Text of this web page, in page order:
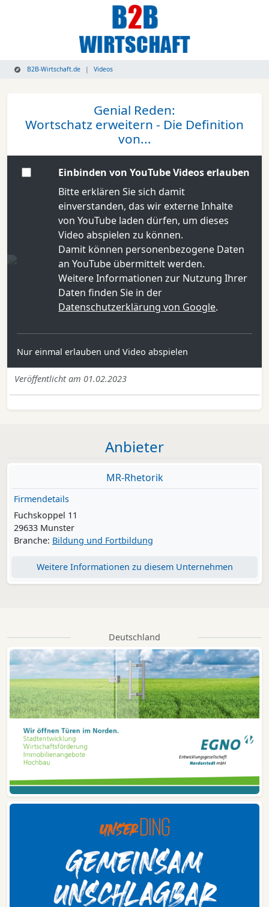
B2B-Wirtschaft.de Videos
Genial Reden:
Wortschatz erweitern - Die Definition
von...
Einbinden von YouTube Videos erlauben
Bitte erklären Sie sich damit
einverstanden, das wir externe Inhalte
von YouTube laden dürfen, um dieses
Video abspielen zu können.
Damit können personenbezogene Daten
an YouTube übermittelt werden.
Weitere Informationen zur Nutzung Ihrer
Daten finden Sie in der
Datenschutzerklärung von Google.
Nur einmal erlauben und Video abspielen
Veröffentlicht am 01.02.2023
Anbieter
MR-Rhetorik
Firmendetails
Fuchskoppel 11
29633 Munster
Branche: Bildung und Fortbildung
Weitere Informationen zu diesem Unternehmen
Deutschland